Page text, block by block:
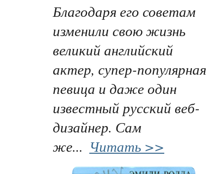
Благодаря его советам
изменили свою жизнь
великий английский
актер, супер-популярная
певица и даже один
известный русский веб-
дизайнер. Сам
же... Читать >>